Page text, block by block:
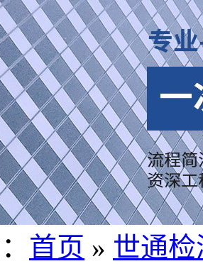
： 首页 » 世通